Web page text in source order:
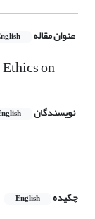
عنوان مقاله
on
نویسندگان
چکیده
English